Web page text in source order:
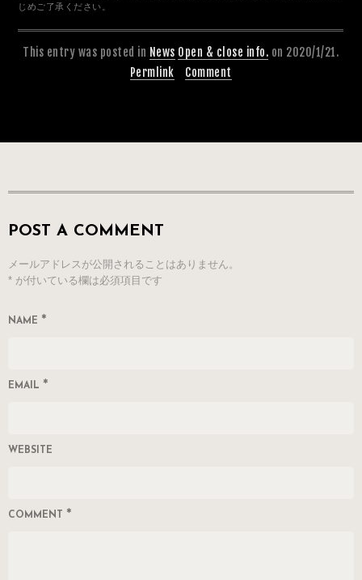
じめご了承ください。
This entry was posted in News Open & close info. on 2020/1/21.
Permlink
Comment
POST A COMMENT
メールアドレスが公開されることはありません。
* が付いている欄は必須項目です
NAME *
EMAIL *
WEBSITE
COMMENT *